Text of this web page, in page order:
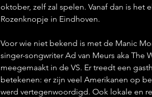
oktober, zelf zal spelen. Vanaf dan is
Rozenknopje in Eindhoven.
Voor wie niet bekend is met de Manic
singer-songwriter Ad van Meurs aka
meegemaakt in de VS. Er treedt een
betekenen: er zijn veel Amerikanen op
werd vertegenwoordigd. Ook lokale en